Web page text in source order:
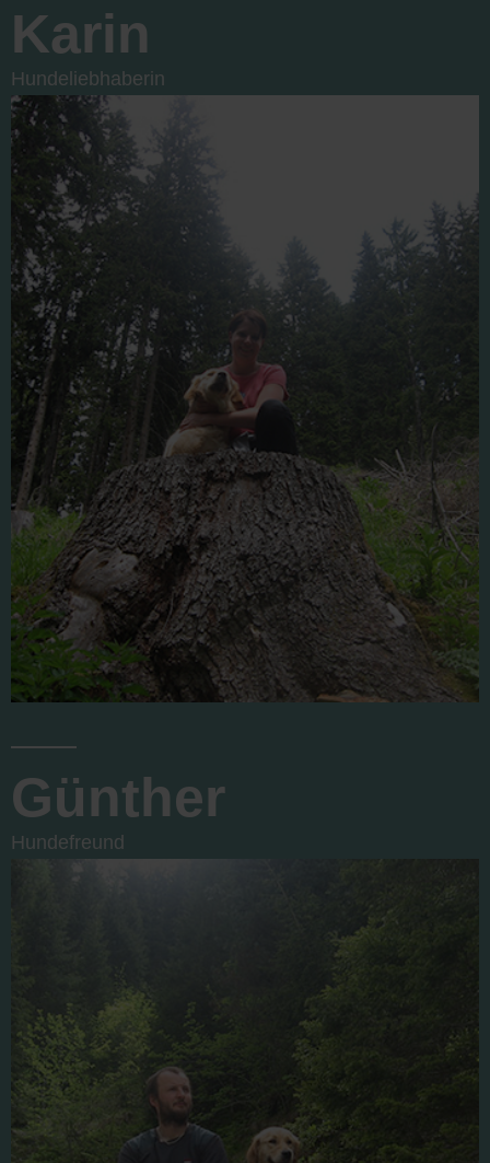
Karin
Hundeliebhaberin
Günther
Hundefreund